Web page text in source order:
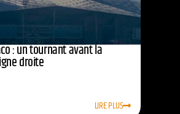
: un tournant avant la
droite
LIRE PLUS